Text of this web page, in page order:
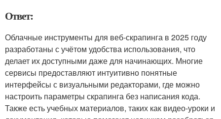
Ответ:
Облачные инструменты для веб-скрапинга в 2025 году
разработаны с учётом удобства использования, что
делает их доступными даже для начинающих. Многие
сервисы предоставляют интуитивно понятные
интерфейсы с визуальными редакторами, где можно
настроить параметры скрапинга без написания кода.
Также есть учебных материалов, таких как видео-уроки и